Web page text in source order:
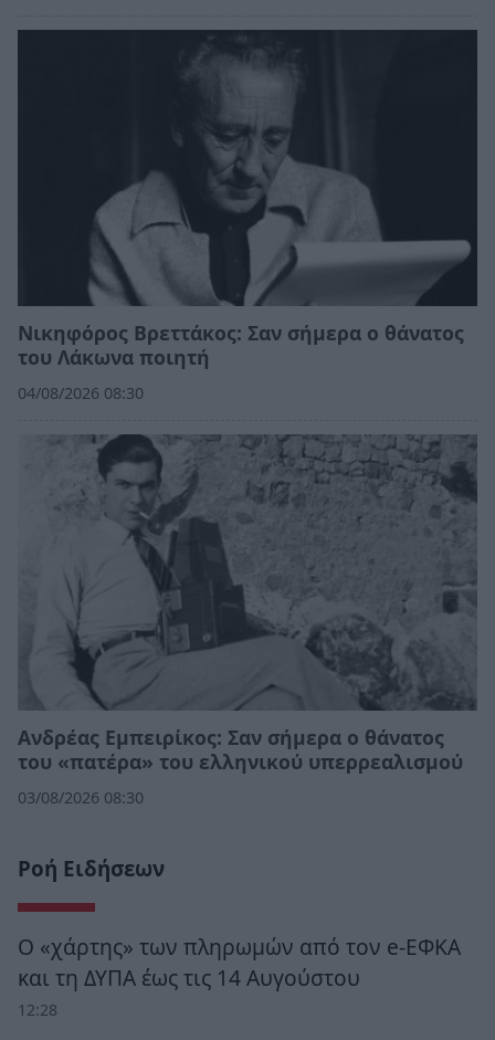
Νικηφόρος Βρεττάκος: Σαν σήμερα ο θάνατος
του Λάκωνα ποιητή
04/08/2026 08:30
Ανδρέας Εμπειρίκος: Σαν σήμερα ο θάνατος
του «πατέρα» του ελληνικού υπερρεαλισμού
03/08/2026 08:30
Ροή Ειδήσεων
Ο «χάρτης» των πληρωμών από τον e-ΕΦΚΑ
και τη ΔΥΠΑ έως τις 14 Αυγούστου
12:28